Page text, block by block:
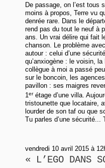
De passage, on l’est tous
moins à propos, Terre vu
denrée rare. Dans le
rend pas du tout le neuf à
ans. Un vrai délire qui fait
chanson. Le problème
autour : celui d’une
qu’anxiogène : le voisin,
collègue à moi a passé
sur le boncoin, les
pavillon : ses maigres
1erétage d’une villa.
tristounette que locataire,
lourder de son taf ou que
Tu parles d’une sécurité...
vendredi 10 avril 2015 à
« L’EGO DANS